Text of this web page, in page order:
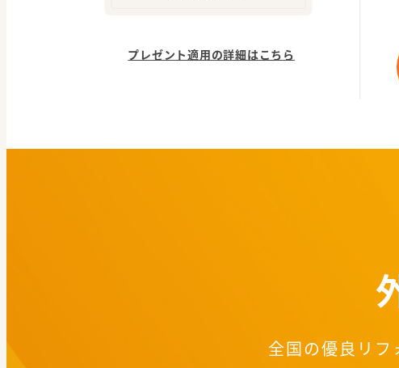
プレゼント適用の詳細はこちら
全国の優良リ